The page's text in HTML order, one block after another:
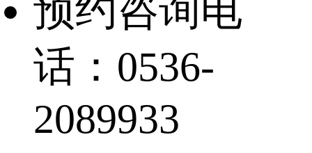
预约咨询电
话：0536-
2089933